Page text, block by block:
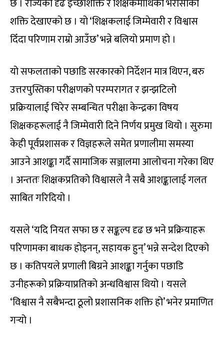
छ । राज्यको दृढ इच्छाशक्ति र शिक्षकमाथिको भरोसाको
शक्ति देखाएको छ । यो ‘शिक्षकलाई जिम्मेवारी र विश्वास
दिँदा परिणाम राम्रो आउँछ’ भन्ने बलियो प्रमाण हो ।
यो सफलताको पछाडि सरकारको निर्देशन मात्र थिएन, बरु
उत्तरपुस्तिका परीक्षणको परम्परागत र झन्झटिलो
प्रक्रियालाई चिरेर सम्बन्धित परीक्षा केन्द्रका विषय
शिक्षकहरूलाई नै जिम्मेवारी दिने निर्णय प्रमुख थियो । सुरुमा
केही पूर्वप्रशासक र विज्ञहरूले समेत प्रणालीमा समस्या
आउने आशङ्का गर्दै सामाजिक सञ्जालमा आलोचना गरेका थिए
। अन्ततः शिक्षकप्रतिको विश्वासले नै सबै आशङ्कालाई गलत
साबित गरिदियो ।
यसले ‘यदि नियत सफा छ र सङ्कल्प दृढ छ भने प्रक्रियाहरू
परिणामका बाधक होइनन्, सहायक हुन्’ भन्ने सन्देश दिएको
छ । कतिपयले प्रणाली बिग्रने आशङ्का गर्नुका पछाडि
उनीहरूको प्रक्रियाप्रतिको अन्धविश्वास थियो । यसले
‘विश्वास नै सबैभन्दा ठूलो प्रशासनिक शक्ति हो’ भनेर प्रमाणित
गर्‍यो ।